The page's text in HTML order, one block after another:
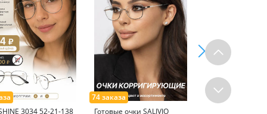
3034 52-21-138
Готовые очки SALIVIO